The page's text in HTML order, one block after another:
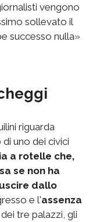
vengono
sollevato il
successo nulla»
riguarda
uno dei civici
a rotelle che,
se non ha
dallo
e l'assenza
dei tre palazzi, gli